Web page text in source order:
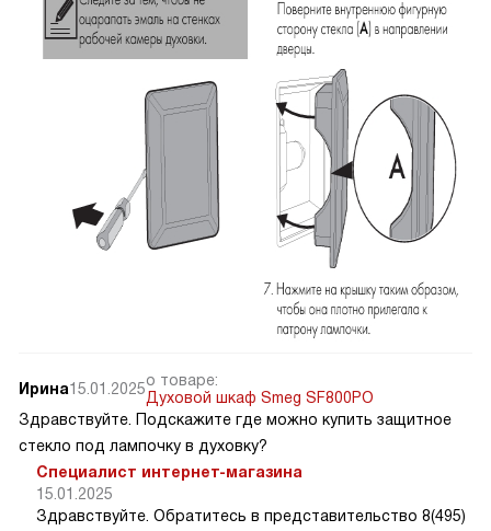
Ирина15.01.2025о товаре:
Духовой шкаф Smeg SF800PO
Здравствуйте. Подскажите где можно купить защитное
стекло под лампочку в духовку?
Специалист интернет-магазина
15.01.2025
Здравствуйте. Обратитесь в представительство 8(495)